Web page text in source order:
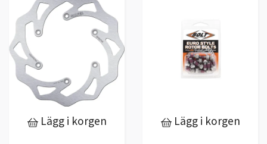
Lägg i korgen Lägg i korgen